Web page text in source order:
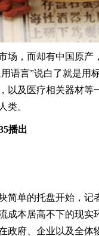
，而却有中国原
语言”说白了就是
及医疗相关器材等
类。
播出
单的托盘开始，
本居高不下的现实
府、企业以及全体